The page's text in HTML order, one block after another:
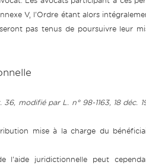
V, l'Ordre étant alors
pas tenus de poursuivre leur
36, modifié par L. n° 98-1163, 18 déc.
mise à la charge du
l'aide juridictionnelle peut